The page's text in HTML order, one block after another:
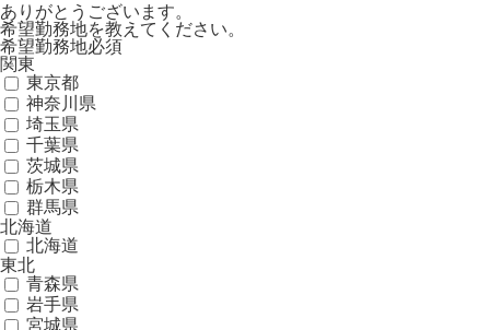
ありがとうございます。
希望勤務地を教えてください。
希望勤務地必須
関東
東京都
神奈川県
埼玉県
千葉県
茨城県
栃木県
群馬県
北海道
北海道
東北
青森県
岩手県
宮城県